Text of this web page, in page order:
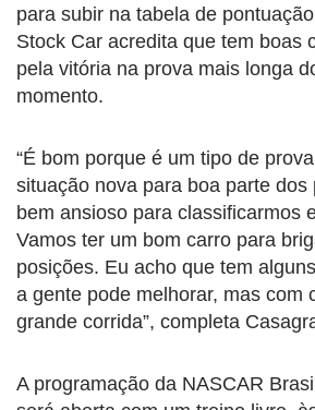
para subir na tabela de
Stock Car acredita que tem boas
pela vitória na prova mais longa
momento.
“É bom porque é um tipo de
situação nova para boa parte dos
bem ansioso para classificarmos
Vamos ter um bom carro para
posições. Eu acho que tem
a gente pode melhorar, mas com
grande corrida”, completa
A programação da NASCAR